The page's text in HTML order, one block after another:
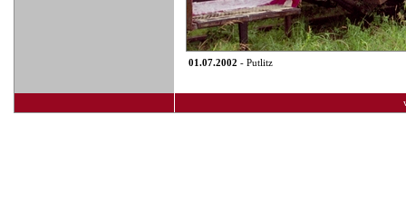
01.07.2002 - Putlitz